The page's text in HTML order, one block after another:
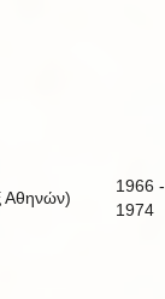
Αθηνών)
1966 -
1974